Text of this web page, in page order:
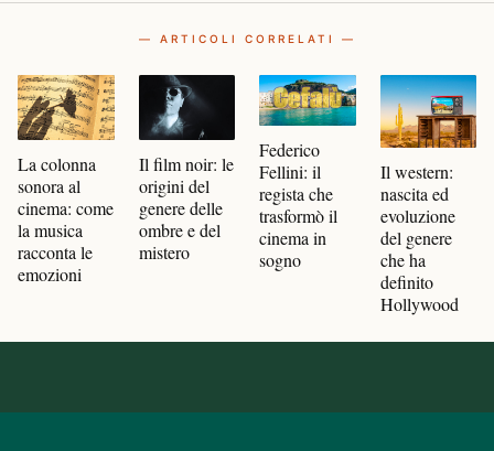
— ARTICOLI CORRELATI —
La colonna
sonora al
cinema: come
la musica
racconta le
emozioni
Il film noir: le
origini del
genere delle
ombre e del
mistero
Federico
Fellini: il
regista che
trasformò il
cinema in
sogno
Il western:
nascita ed
evoluzione
del genere
che ha
definito
Hollywood